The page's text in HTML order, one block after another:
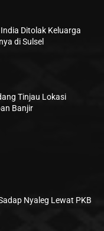
Ditolak Keluarga
di Sulsel
Tinjau Lokasi
Banjir
Nyaleg Lewat PKB